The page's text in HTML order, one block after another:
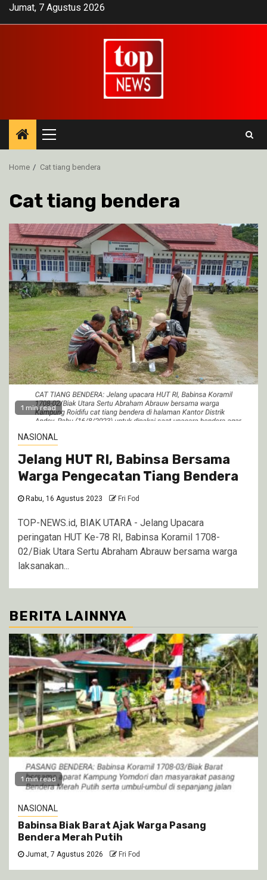
SkipJumat, 7 Agustus 2026
Primary
Menu
Home Cat tiang bendera
Cat tiang bendera
1 min read
NASIONAL
Jelang HUT RI, Babinsa Bersama
Warga Pengecatan Tiang Bendera
Rabu, 16 Agustus 2023 Fri Fod
TOP-NEWS.id, BIAK UTARA - Jelang Upacara
peringatan HUT Ke-78 RI, Babinsa Koramil 1708-
02/Biak Utara Sertu Abraham Abrauw bersama warga
laksanakan...
BERITA LAINNYA
1 min read
NASIONAL
Babinsa Biak Barat Ajak Warga Pasang
Bendera Merah Putih
Jumat, 7 Agustus 2026 Fri Fod